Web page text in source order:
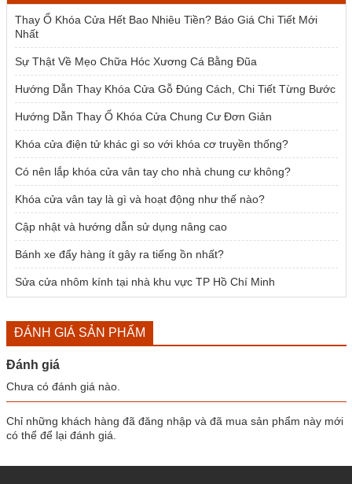
1.954.000 ₫.
Thay Ổ Khóa Cửa Hết Bao Nhiêu Tiền? Báo Giá Chi Tiết Mới
Nhất
Sự Thật Về Mẹo Chữa Hóc Xương Cá Bằng Đũa
Hướng Dẫn Thay Khóa Cửa Gỗ Đúng Cách, Chi Tiết Từng Bước
Hướng Dẫn Thay Ổ Khóa Cửa Chung Cư Đơn Giản
Khóa cửa điện tử khác gì so với khóa cơ truyền thống?
Có nên lắp khóa cửa vân tay cho nhà chung cư không?
Khóa cửa vân tay là gì và hoạt động như thế nào?
Cập nhật và hướng dẫn sử dụng nâng cao
Bánh xe đẩy hàng ít gây ra tiếng ồn nhất?
Sửa cửa nhôm kính tại nhà khu vực TP Hồ Chí Minh
ĐÁNH GIÁ SẢN PHẨM
Đánh giá
Chưa có đánh giá nào.
Chỉ những khách hàng đã đăng nhập và đã mua sản phẩm này mới
có thể để lại đánh giá.